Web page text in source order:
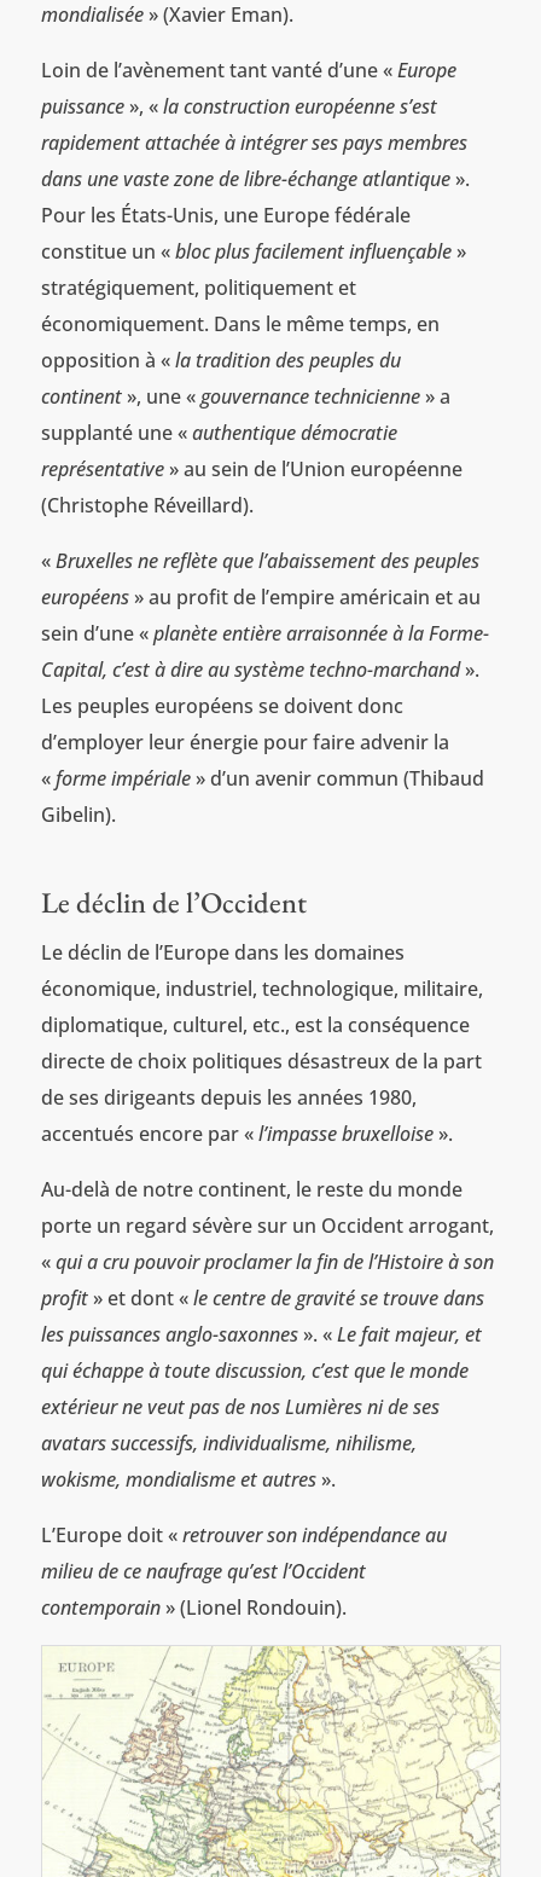
mondialisée» (Xavier Eman).
Loin de l’avènement tant vanté d’une «Europe
puissance», «la construction européenne s’est
rapidement attachée à intégrer ses pays membres
dans une vaste zone de libre-échange atlantique».
Pour les États-Unis, une Europe fédérale
constitue un «bloc plus facilement influençable»
stratégiquement, politiquement et
économiquement. Dans le même temps, en
opposition à «la tradition des peuples du
continent», une «gouvernance technicienne» a
supplanté une «authentique démocratie
représentative» au sein de l’Union européenne
(Christophe Réveillard).
«Bruxelles ne reflète que l’abaissement des peuples
européens» au profit de l’empire américain et au
sein d’une «planète entière arraisonnée à la Forme-
Capital, c’est à dire au système techno-marchand».
Les peuples européens se doivent donc
d’employer leur énergie pour faire advenir la
«forme impériale» d’un avenir commun (Thibaud
Gibelin).
Le déclin de l’Occident
Le déclin de l’Europe dans les domaines
économique, industriel, technologique, militaire,
diplomatique, culturel, etc., est la conséquence
directe de choix politiques désastreux de la part
de ses dirigeants depuis les années 1980,
accentués encore par «l’impasse bruxelloise».
Au-delà de notre continent, le reste du monde
porte un regard sévère sur un Occident arrogant,
«qui a cru pouvoir proclamer la fin de l’Histoire à son
profit» et dont «le centre de gravité se trouve dans
les puissances anglo-saxonnes». «Le fait majeur, et
qui échappe à toute discussion, c’est que le monde
extérieur ne veut pas de nos Lumières ni de ses
avatars successifs, individualisme, nihilisme,
wokisme, mondialisme et autres».
L’Europe doit «retrouver son indépendance au
milieu de ce naufrage qu’est l’Occident
contemporain» (Lionel Rondouin).